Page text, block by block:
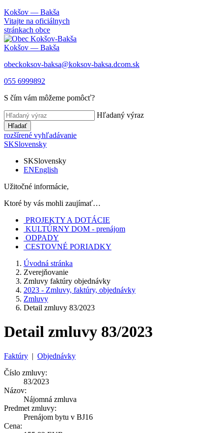
Kokšov — Bakša
Vitajte na oficiálnych
stránkach obce
Kokšov — Bakša
obeckoksov-baksa@koksov-baksa.dcom.sk
055 6999892
S čím vám môžeme pomôcť?
Hľadaný výraz
Hľadať
rozšírené vyhľadávanie
SKSlovensky
SKSlovensky
ENEnglish
Užitočné informácie,
Ktoré by vás mohli zaujímať…
PROJEKTY A DOTÁCIE
KULTÚRNY DOM - prenájom
ODPADY
CESTOVNÉ PORIADKY
Úvodná stránka
Zverejňovanie
Zmluvy faktúry objednávky
2023 - Zmluvy, faktúry, objednávky
Zmluvy
Detail zmluvy 83/2023
Detail zmluvy 83/2023
Faktúry | Objednávky
Číslo zmluvy:
83/2023
Názov:
Nájomná zmluva
Predmet zmluvy:
Prenájom bytu v BJ16
Cena: